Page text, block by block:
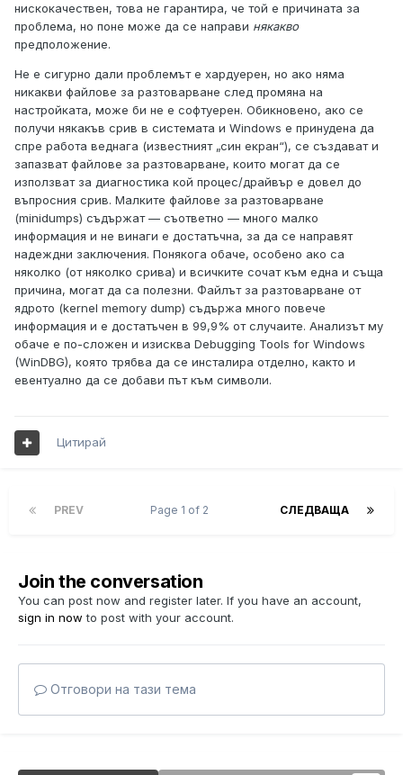
нискокачествен, това не гарантира, че той е причината за
проблема, но поне може да се направи някакво
предположение.
Не е сигурно дали проблемът е хардуерен, но ако няма
никакви файлове за разтоварване след промяна на
настройката, може би не е софтуерен. Обикновено, ако се
получи някакъв срив в системата и Windows е принудена да
спре работа веднага (известният „син екран“), се създават и
запазват файлове за разтоварване, които могат да се
използват за диагностика кой процес/драйвър е довел до
въпросния срив. Малките файлове за разтоварване
(minidumps) съдържат — съответно — много малко
информация и не винаги е достатъчна, за да се направят
надеждни заключения. Понякога обаче, особено ако са
няколко (от няколко срива) и всичките сочат към една и съща
причина, могат да са полезни. Файлът за разтоварване от
ядрото (kernel memory dump) съдържа много повече
информация и е достатъчен в 99,9% от случаите. Анализът му
обаче е по-сложен и изисква Debugging Tools for Windows
(WinDBG), която трябва да се инсталира отделно, както и
евентуално да се добави път към символи.
Цитирай
PREV СЛЕДВАЩА
Page 1 of 2
Join the conversation
You can post now and register later. If you have an account,
sign in now to post with your account.
Отговори на тази тема